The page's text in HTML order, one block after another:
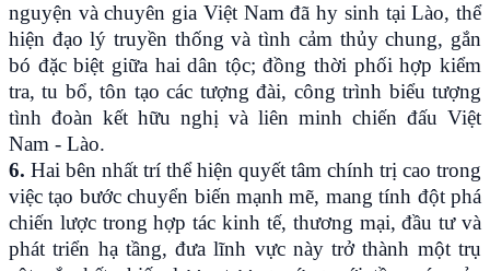
nguyện và chuyên gia Việt Nam đã hy sinh tại Lào, thể
hiện đạo lý truyền thống và tình cảm thủy chung, gắn
bó đặc biệt giữa hai dân tộc; đồng thời phối hợp kiểm
tra, tu bổ, tôn tạo các tượng đài, công trình biểu tượng
tình đoàn kết hữu nghị và liên minh chiến đấu Việt
Nam - Lào.
6. Hai bên nhất trí thể hiện quyết tâm chính trị cao trong
việc tạo bước chuyển biến mạnh mẽ, mang tính đột phá
chiến lược trong hợp tác kinh tế, thương mại, đầu tư và
phát triển hạ tầng, đưa lĩnh vực này trở thành một trụ